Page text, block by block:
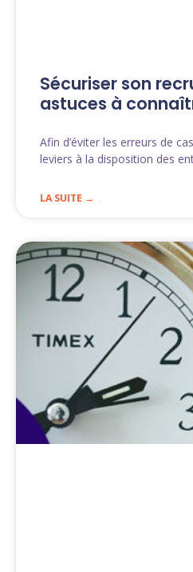
Sécuriser son
astuces à
Afin d’éviter les erreurs de
leviers à la disposition des
LA SUITE →